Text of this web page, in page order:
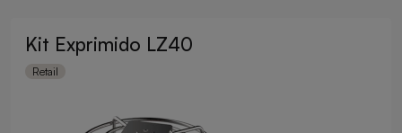
Kit Exprimido LZ40
Retail